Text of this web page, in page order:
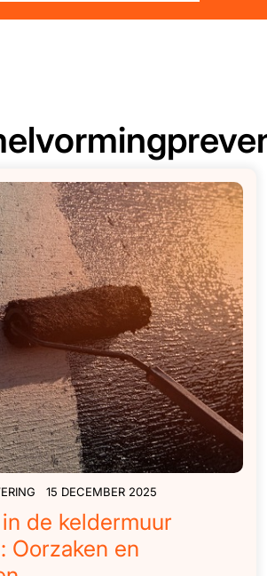
15 DECEMBER 2025
de keldermuur
Oorzaken en